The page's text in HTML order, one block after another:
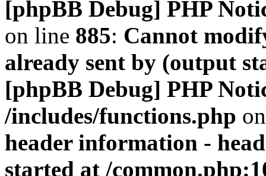
[phpBB Debug] PHP
on line 885: Cannot
already sent by (output
[phpBB Debug] PHP
/includes/functions.php
header information -
started at /